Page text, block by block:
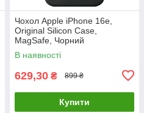
Чохол Apple iPhone 16e,
Original Silicon Case,
MagSafe, Чорний
В наявності
629,30 ₴ 899 ₴
Купити